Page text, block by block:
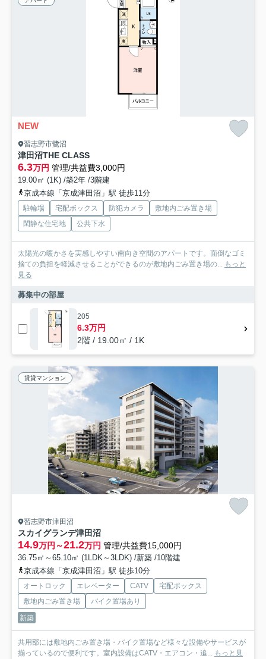
NEW
習志野市鷺沼
津田沼THE CLASS
6.3万円 管理/共益費3,000円
19.00㎡ (1K) /築2年 /3階建
京成本線「京成津田沼」駅 徒歩11分
駐輪場 宅配ボックス 防犯カメラ
敷地内ごみ置き場
閑静な住宅地
公共下水
太陽光の暖かさを実感しやすい南向き空間のアパートです。面倒なゴミ
捨ての負担を軽減させることができるのが敷地内ごみ置き場の... もっと
見る
募集中の部屋
205
6.3万円
2階 / 19.00㎡ / 1K
賃貸マンション
習志野市津田沼
スカイグランデ津田沼
14.9万円～21.2万円 管理/共益費15,000円
36.75㎡～65.10㎡ (1LDK～3LDK) /新築 /10階建
京成本線「京成津田沼」駅 徒歩10分
オートロック エレベーター CATV
宅配ボックス
敷地内ごみ置き場
バイク置場あり
新築
共用部には敷地内ごみ置き場・バイク置場など様々な設備やサービスが
揃っているので便利です。室内設備はCATV・エアコン・追... もっと見